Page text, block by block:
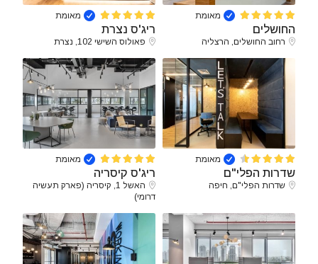
מאומת
החושלים
רחוב החושלים, הרצליה
מאומת
ריג'ס נצרת
פאולוס השישי 102, נצרת
מאומת
שדרות הפלי"ם
שדרות הפלי"ם, חיפה
מאומת
ריג'ס קיסריה
האשל 1, קיסריה (פארק תעשיה
דרומי)